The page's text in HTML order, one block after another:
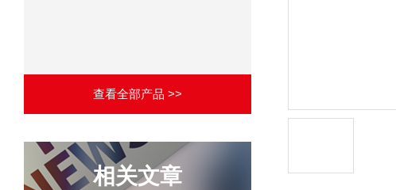
查看全部产品 >>
相关文章